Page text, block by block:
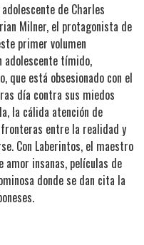
de Charles
Milner, el protagonista de
primer volumen
adolescente tímido,
que está obsesionado con el
día contra sus miedos
la cálida atención de
fronteras entre la realidad y
Con Laberintos, el maestro
amor insanas, películas de
donde se dan cita la